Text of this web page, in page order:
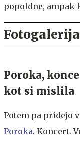
popoldne, ampak
Fotogalerija
Poroka,
kot si mislila
Potem pa pridejo
Poroka. Koncert.